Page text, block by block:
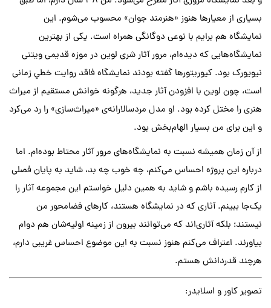
بسیاری از معیارها هنوز «هنرمند جوان» محسوب می‌شوم. این
نمایشگاه هم برایم با نوعی دوگانگی همراه است. یکی از بهترین
نمایشگاه‌هایی که دیده‌ام، مرور آثار شری لوین در موزه قدیمی ویتنی
نیویورک بود. کیوریتورها گفته بودند نمایشگاه فاقد روایت خطیِ زمانی
است، چون لوین با افزودن آثار جدید، هرگونه خوانش مستقیم از میراث
هنری را مختل کرده بود. او مدل مردسالارانه‌ی «میراث‌سازی» را رد می‌کرد
و این برای من بسیار الهام‌بخش بود.
از آن زمان همیشه نسبت به نمایشگاه‌های مرور آثار محتاط بوده‌ام. اما
درباره این پروژه احساس می‌کنم، چه خوب چه بد، شاید به پایان فصلی
از کارم رسیده باشم و شاید به همین دلیل خواستم این مجموعه آثار را
یک‌جا ببینم. آثاری که در نمایشگاه هستند، کارهای فضامحور من
نیستند؛ بلکه آثاری‌اند که می‌توانند بیرون از زمینه اولیه‌شان هم دوام
بیاورند. اعتراف می‌کنم هنوز نسبت به این موضوع احساس غریبی دارم،
هرچند قدردانش هستم.
تصویر کاور و اسلایدر: